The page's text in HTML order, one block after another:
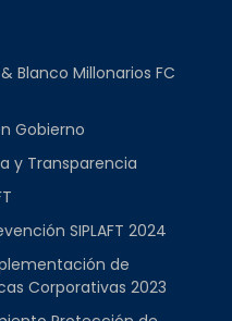
Blanco Millonarios FC
Gobierno
y Transparencia
SIPLAFT 2024
de
Corporativas 2023